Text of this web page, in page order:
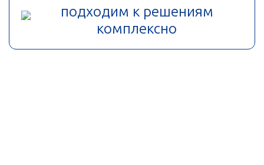
подходим к решениям
комплексно